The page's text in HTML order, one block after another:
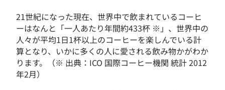
21世紀になった現在、世界中で飲まれているコーヒ
ーはなんと「一人あたり年間約433杯 ※」、世界中の
人々が平均1日1杯以上のコーヒーを楽しんでいる計
算となり、いかに多くの人に愛される飲み物かがわか
ります。（※ 出典：ICO 国際コーヒー機関 統計 2012
年2月​）